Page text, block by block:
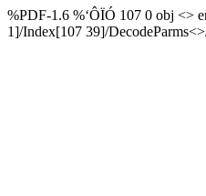
%PDF-1.6 %‘ÔÏÓ 107 0 obj <>
1]/Index[107 39]/